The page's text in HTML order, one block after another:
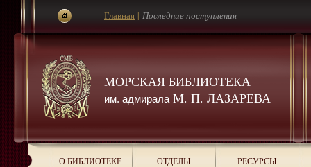
МОРСКАЯ БИБЛИОТЕКА
им. адмиралаМ. П. ЛАЗАРЕВА
Главная | Последние поступления
О БИБЛИОТЕКЕ ОТДЕЛЫ РЕСУРСЫ